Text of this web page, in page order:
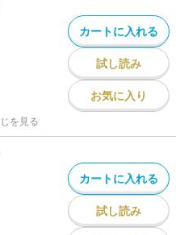
カートに入れる
試し読み
お気に入り
を見る
カートに入れる
試し読み